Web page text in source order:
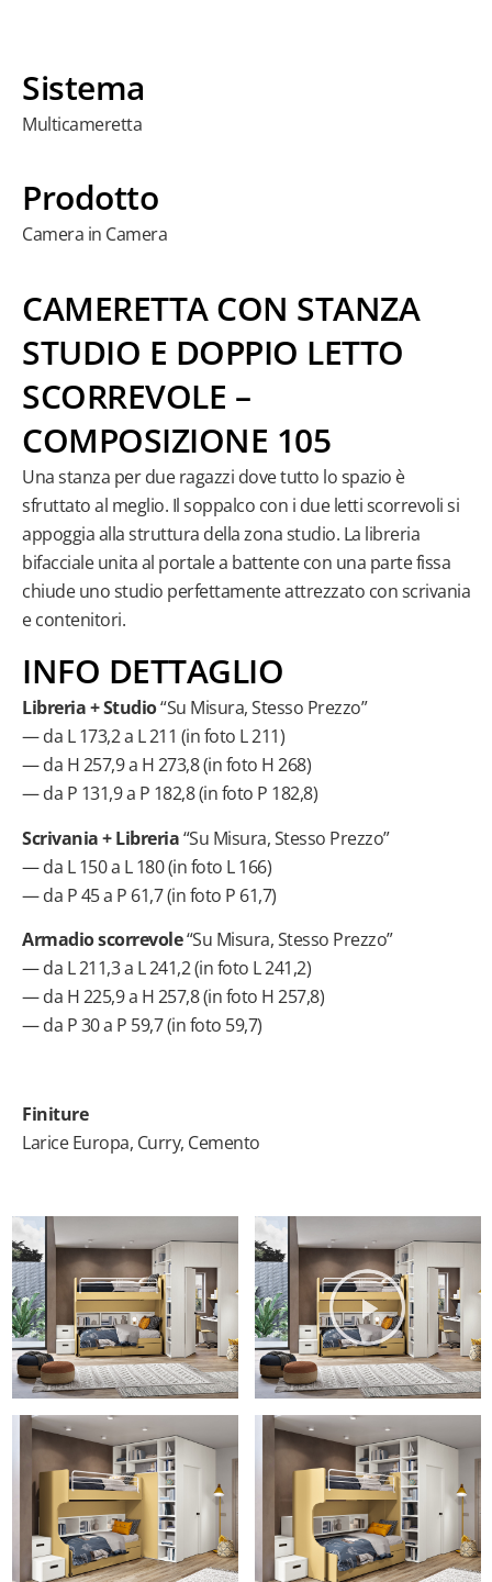
Camerette
con letti
funzionali
Camerette
con
funzionali
Scrivanie
e smart
working
Letti
Sistema
Multicameretta
Prodotto
Camera in Camera
CAMERETTA CON STANZA
STUDIO E DOPPIO LETTO
SCORREVOLE –
COMPOSIZIONE 105
Una stanza per due ragazzi dove tutto lo spazio è
sfruttato al meglio. Il soppalco con i due letti scorrevoli si
appoggia alla struttura della zona studio. La libreria
bifacciale unita al portale a battente con una parte fissa
chiude uno studio perfettamente attrezzato con scrivania
e contenitori.
INFO DETTAGLIO
Libreria + Studio“Su Misura, Stesso Prezzo”
— da L 173,2 a L 211 (in foto L 211)
— da H 257,9 a H 273,8 (in foto H 268)
— da P 131,9 a P 182,8 (in foto P 182,8)
Scrivania + Libreria“Su Misura, Stesso Prezzo”
— da L 150 a L 180 (in foto L 166)
— da P 45 a P 61,7 (in foto P 61,7)
Armadio scorrevole“Su Misura, Stesso Prezzo”
— da L 211,3 a L 241,2 (in foto L 241,2)
— da H 225,9 a H 257,8 (in foto H 257,8)
— da P 30 a P 59,7 (in foto 59,7)
Finiture
Larice Europa, Curry, Cemento